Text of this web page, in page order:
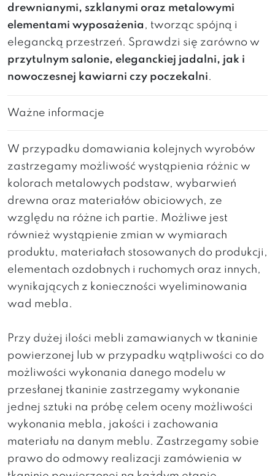
drewnianymi, szklanymi oraz metalowymi
elementami wyposażenia , tworząc spójną i
elegancką przestrzeń. Sprawdzi się zarówno w
przytulnym salonie, eleganckiej jadalni, jak i
nowoczesnej kawiarni czy poczekalni.
Ważne informacje
W przypadku domawiania kolejnych wyrobów
zastrzegamy możliwość wystąpienia różnic w
kolorach metalowych podstaw, wybarwień
drewna oraz materiałów obiciowych, ze
względu na różne ich partie. Możliwe jest
również wystąpienie zmian w wymiarach
produktu, materiałach stosowanych do produkcji,
elementach ozdobnych i ruchomych oraz innych,
wynikających z konieczności wyeliminowania
wad mebla.
Przy dużej ilości mebli zamawianych w tkaninie
powierzonej lub w przypadku wątpliwości co do
możliwości wykonania danego modelu w
przesłanej tkaninie zastrzegamy wykonanie
jednej sztuki na próbę celem oceny możliwości
wykonania mebla, jakości i zachowania
materiału na danym meblu. Zastrzegamy sobie
prawo do odmowy realizacji zamówienia w